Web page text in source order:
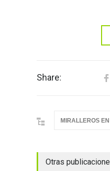
Share:
MIRALLEROS
Otras